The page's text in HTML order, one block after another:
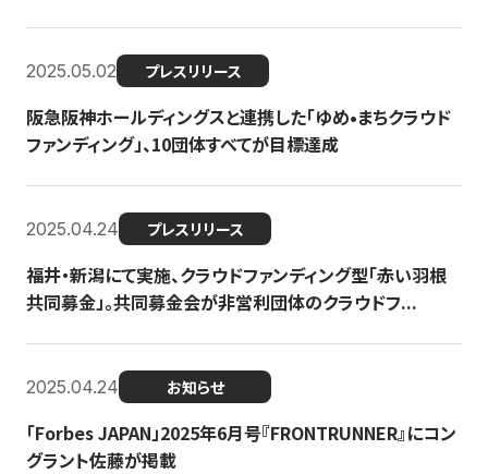
2025.05.02 プレスリリース
阪急阪神ホールディングスと連携した「ゆめ•まちクラウド
ファンディング」、10団体すべてが目標達成
2025.04.24 プレスリリース
福井・新潟にて実施、クラウドファンディング型「赤い羽根
共同募金」。共同募金会が非営利団体のクラウドフ...
2025.04.24 お知らせ
「Forbes JAPAN」2025年6月号『FRONTRUNNER』にコン
グラント佐藤が掲載